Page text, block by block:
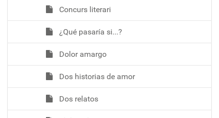
Concurs literari
¿Qué pasaría si...?
Dolor amargo
Dos historias de amor
Dos relatos